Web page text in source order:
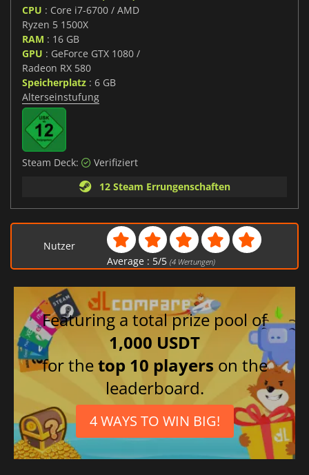
CPU : Core i7-6700 / AMD
Ryzen 5 1500X
RAM : 16 GB
GPU : GeForce GTX 1080 /
Radeon RX 580
Speicherplatz : 6 GB
Alterseinstufung
Steam Deck:
Verifiziert
12 Steam Errungenschaften
Nutzer
Average : 5/5 (4Wertungen)
Featuring a total prize pool of
1,000 USDT
for thetop 10 players on the
leaderboard.
4 WAYS TO WIN BIG!